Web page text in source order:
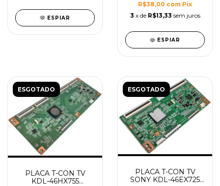
ESPIAR
R$38,00 com Pix
3 x de R$13,33 sem juros
ESPIAR
ESGOTADO
PLACA T-CON TV
KDL-46HX755
ESGOTADO
PLACA T-CON TV
SONY KDL-46EX725